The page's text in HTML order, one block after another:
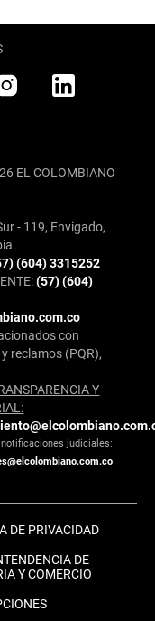
EL COLOMBIANO
- 119, Envigado,
(604) 3315252
(57) (604)
con
reclamos (PQR),
Y
judiciales:
DE PRIVACIDAD
DE
Y COMERCIO